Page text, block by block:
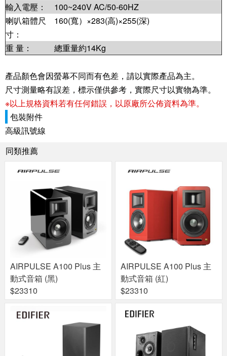
輸入電壓：
100~240V AC/50-60HZ
喇叭箱體尺
寸：
160(寬）×283(高)×255(深)
重 量： 總重量約14Kg
產品顏色會因螢幕不同而有色差，請以實際產品為主。
尺寸測量略有誤差，標示僅供參考，實際尺寸以實物為準。
※以上規格資料若有任何錯誤，以原廠所公佈資料為準。
包裝附件
高級訊號線
同類推薦
AIRPULSE A100 Plus 主
動式音箱 (黑)
$23310
AIRPULSE A100 Plus 主
動式音箱 (紅)
$23310